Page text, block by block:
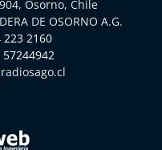
Osorno, Chile
DE OSORNO A.G.
223 2160
57244942